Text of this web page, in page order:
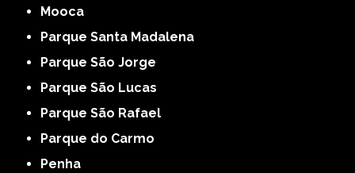
Mooca
Parque Santa Madalena
Parque São Jorge
Parque São Lucas
Parque São Rafael
Parque do Carmo
Penha